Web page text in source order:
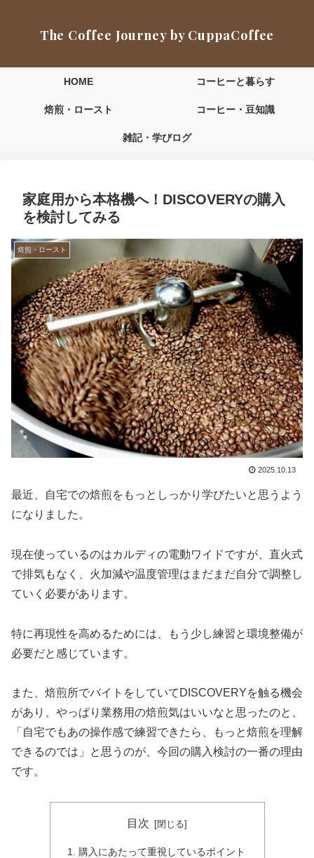
The Coffee Journey by CuppaCoffee
HOME コーヒーと暮らす
焙煎・ロースト コーヒー・豆知識
雑記・学びログ
家庭用から本格機へ！DISCOVERYの購入
を検討してみる
焙煎・ロースト
2025.10.13
最近、自宅での焙煎をもっとしっかり学びたいと思うよう
になりました。
現在使っているのはカルディの電動ワイドですが、直火式
で排気もなく、火加減や温度管理はまだまだ自分で調整し
ていく必要があります。
特に再現性を高めるためには、もう少し練習と環境整備が
必要だと感じています。
また、焙煎所でバイトをしていてDISCOVERYを触る機会
があり、やっぱり業務用の焙煎気はいいなと思ったのと、
「自宅でもあの操作感で練習できたら、もっと焙煎を理解
できるのでは」と思うのが、今回の購入検討の一番の理由
です。
目次
購入にあたって重視しているポイント